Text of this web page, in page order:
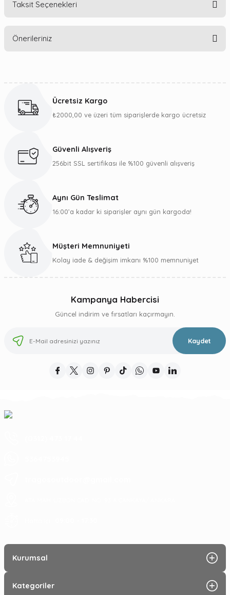
Taksit Seçenekleri
Önerileriniz
Görüş ve önerileriniz için teşekkür ederiz.
Ürün bilgilerinde hatalar bulunuyor.
Gönder
Ücretsiz Kargo
₺2000,00 ve üzeri tüm siparişlerde kargo ücretsiz
Güvenli Alışveriş
256bit SSL sertifikası ile %100 güvenli alışveriş
Aynı Gün Teslimat
16:00’a kadar ki siparişler aynı gün kargoda!
Müşteri Memnuniyeti
Kolay iade & değişim imkanı %100 memnuniyet
Kampanya Habercisi
Güncel indirim ve fırsatları kaçırmayın.
Kaydet
Kurumsal
Kategoriler